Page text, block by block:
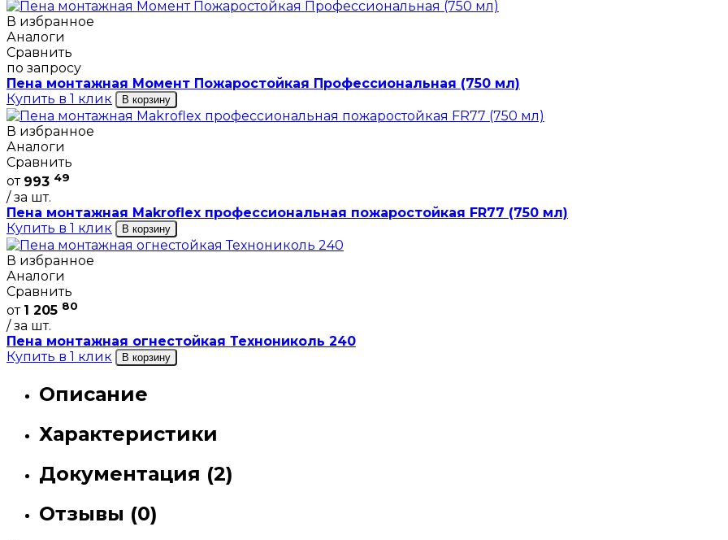
В избранное
Аналоги
Сравнить
по запросу
Пена монтажная Момент Пожаростойкая Профессиональная (750 мл)
Купить в 1 клик
В корзину
В избранное
Аналоги
Сравнить
от 993 49
/ за шт.
Пена монтажная Мakroflex профессиональная пожаростойкая FR77 (750 мл)
Купить в 1 клик
В корзину
В избранное
Аналоги
Сравнить
от 1 205 80
/ за шт.
Пена монтажная огнестойкая Технониколь 240
Купить в 1 клик
В корзину
Описание
Характеристики
Документация (2)
Отзывы (0)